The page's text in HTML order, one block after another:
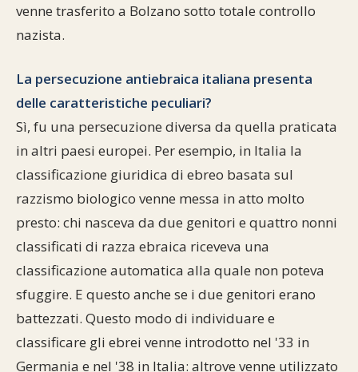
venne trasferito a Bolzano sotto totale controllo
nazista.
La persecuzione antiebraica italiana presenta
delle caratteristiche peculiari?
Sì, fu una persecuzione diversa da quella praticata
in altri paesi europei. Per esempio, in Italia la
classificazione giuridica di ebreo basata sul
razzismo biologico venne messa in atto molto
presto: chi nasceva da due genitori e quattro nonni
classificati di razza ebraica riceveva una
classificazione automatica alla quale non poteva
sfuggire. E questo anche se i due genitori erano
battezzati. Questo modo di individuare e
classificare gli ebrei venne introdotto nel '33 in
Germania e nel '38 in Italia: altrove venne utilizzato